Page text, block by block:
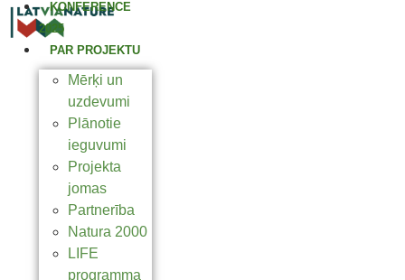
KONFERENCE
2025
PAR PROJEKTU
Mērķi un
uzdevumi
Plānotie
ieguvumi
Projekta
jomas
Partnerība
Natura 2000
LIFE
programma